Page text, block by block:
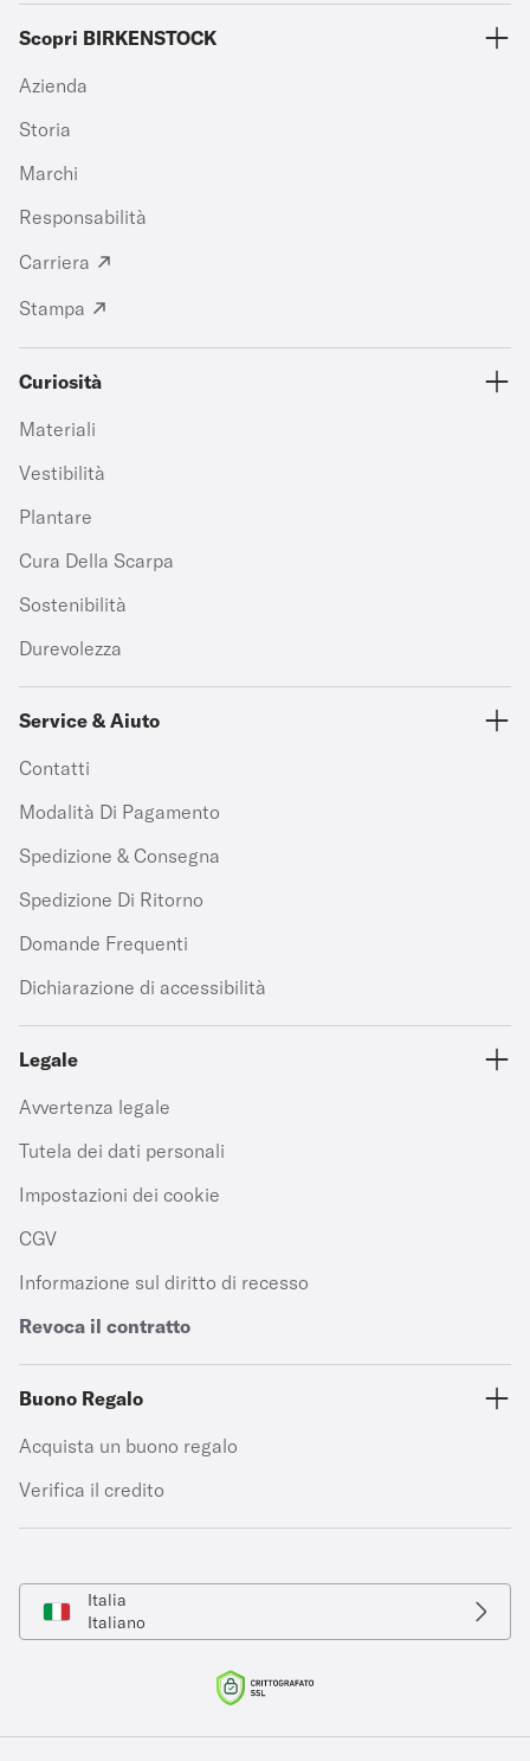
Scopri BIRKENSTOCK
Azienda
Storia
Marchi
Responsabilità
Carriera
Stampa
Curiosità
Materiali
Vestibilità
Plantare
Cura Della Scarpa
Sostenibilità
Durevolezza
Service & Aiuto
Contatti
Modalità Di Pagamento
Spedizione & Consegna
Spedizione Di Ritorno
Domande Frequenti
Dichiarazione di accessibilità
Legale
Avvertenza legale
Tutela dei dati personali
Impostazioni dei cookie
CGV
Informazione sul diritto di recesso
Revoca il contratto
Buono Regalo
Acquista un buono regalo
Verifica il credito
Italia
Italiano